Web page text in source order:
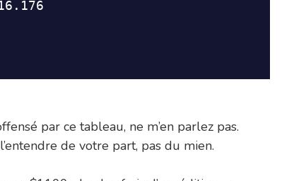
par ce tableau, ne m’en parlez pas.
de votre part, pas du mien.